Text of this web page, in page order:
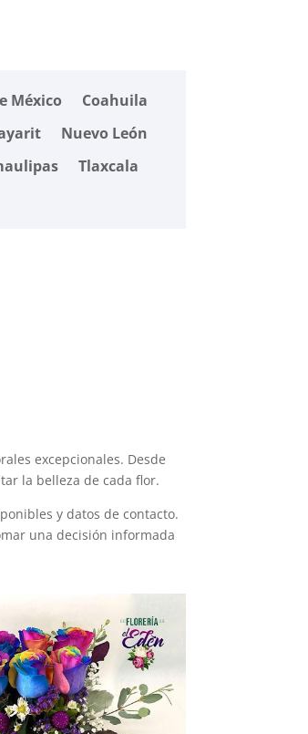
México
Coahuila
Nuevo León
Tlaxcala
excepcionales. Desde
la belleza de cada flor.
y datos de contacto.
una decisión informada